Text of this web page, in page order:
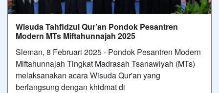
Wisuda Tahfidzul Qur’an Pondok Pesantren
Modern MTs Miftahunnajah 2025
Sleman, 8 Februari 2025 - Pondok Pesantren Modern
Miftahunnajah Tingkat Madrasah Tsanawiyah (MTs)
melaksanakan acara Wisuda Qur'an yang
berlangsung dengan khidmat di